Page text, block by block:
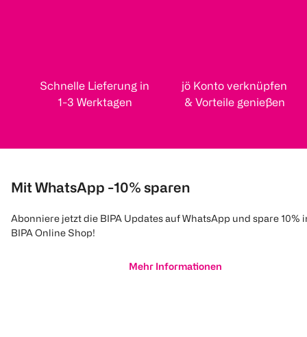
Schnelle Lieferung in
1-3 Werktagen
jö Konto verknüpfen
& Vorteile genießen
Mit WhatsApp -10% sparen
Abonniere jetzt die BIPA Updates auf WhatsApp und spare 10%
BIPA Online Shop!
Mehr Informationen